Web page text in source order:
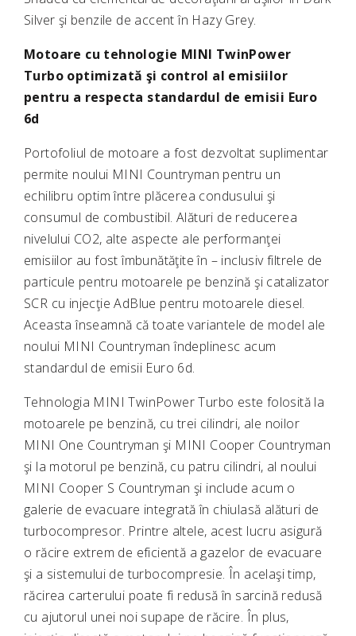
Silver şi benzile de accent în Hazy Grey.
Motoare cu tehnologie MINI TwinPower
Turbo optimizată şi control al emisiilor
pentru a respecta standardul de emisii Euro
6d
Portofoliul de motoare a fost dezvoltat suplimentar
permite noului MINI Countryman pentru un
echilibru optim între plăcerea condusului şi
consumul de combustibil. Alături de reducerea
nivelului CO2, alte aspecte ale performanţei
emisiilor au fost îmbunătăţite în – inclusiv filtrele de
particule pentru motoarele pe benzină şi catalizator
SCR cu injecţie AdBlue pentru motoarele diesel.
Aceasta înseamnă că toate variantele de model ale
noului MINI Countryman îndeplinesc acum
standardul de emisii Euro 6d.
Tehnologia MINI TwinPower Turbo este folosită la
motoarele pe benzină, cu trei cilindri, ale noilor
MINI One Countryman şi MINI Cooper Countryman
şi la motorul pe benzină, cu patru cilindri, al noului
MINI Cooper S Countryman şi include acum o
galerie de evacuare integrată în chiulasă alături de
turbocompresor. Printre altele, acest lucru asigură
o răcire extrem de eficientă a gazelor de evacuare
şi a sistemului de turbocompresie. În acelaşi timp,
răcirea carterului poate fi redusă în sarcină redusă
cu ajutorul unei noi supape de răcire. În plus,